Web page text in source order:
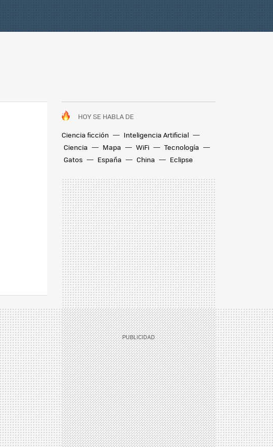
HOY SE HABLA DE
Ciencia ficción
Inteligencia Artificial
Ciencia
Mapa WiFi
Tecnología
Gatos
España China Eclipse